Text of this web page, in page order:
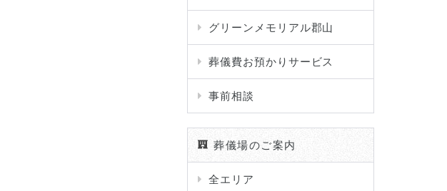
グリーンメモリアル郡山
葬儀費お預かりサービス
事前相談
葬儀場のご案内
全エリア